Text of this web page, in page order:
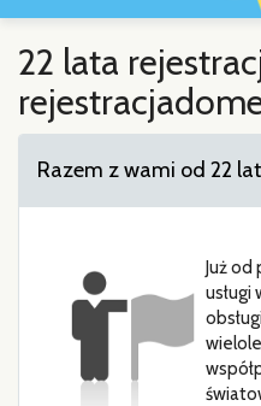
22 lata
Razem z wami od 22
Już
usługi